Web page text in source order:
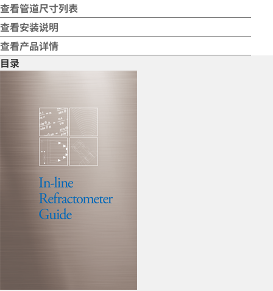
查看管道尺寸列表
查看安装说明
查看产品详情
目录